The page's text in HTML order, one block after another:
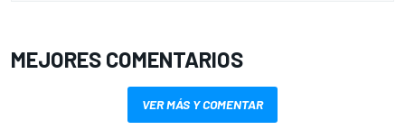
MEJORES COMENTARIOS
VER MÁS Y COMENTAR